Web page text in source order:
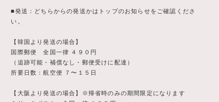
■発送：どちらからの発送かはトップのお知らせをご確認くださ
い。
【韓国より発送の場合】
国際郵便 全国一律 ４９０円
（追跡可能・補償なし・郵便受けに配達）
所要日数：航空便 ７〜１５日
【大阪より発送の場合】※帰省時のみの期間限定になります